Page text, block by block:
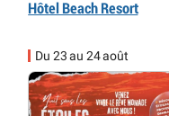
Hôtel Beach Resort
Du 23 au 24 août